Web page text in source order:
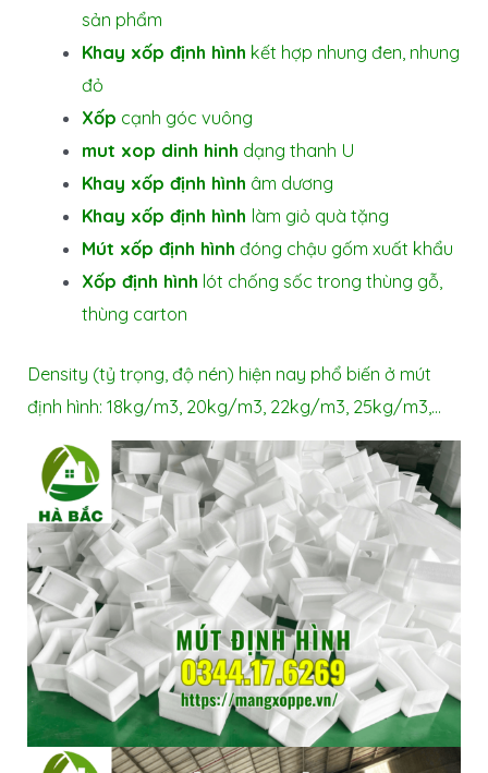
sản phẩm
Khay xốp định hình kết hợp nhung đen, nhung
đỏ
Xốp cạnh góc vuông
mut xop dinh hinh dạng thanh U
Khay xốp định hình âm dương
Khay xốp định hình làm giỏ quà tặng
Mút xốp định hình đóng chậu gốm xuất khẩu
Xốp định hình lót chống sốc trong thùng gỗ,
thùng carton
Density (tỷ trọng, độ nén) hiện nay phổ biến ở mút
định hình: 18kg/m3, 20kg/m3, 22kg/m3, 25kg/m3,…